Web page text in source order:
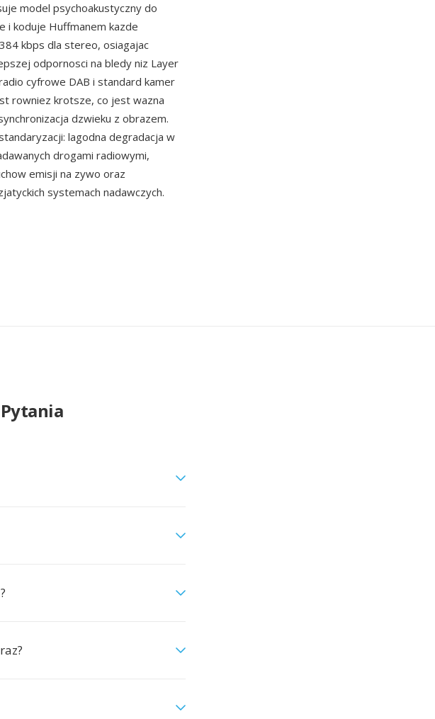
model psychoakustyczny do
i koduje Huffmanem kazde
kbps dla stereo, osiagajac
odpornosci na bledy niz Layer
cyfrowe DAB i standard kamer
rowniez krotsze, co jest wazna
dzwieku z obrazem.
lagodna degradacja w
drogami radiowymi,
emisji na zywo oraz
systemach nadawczych.